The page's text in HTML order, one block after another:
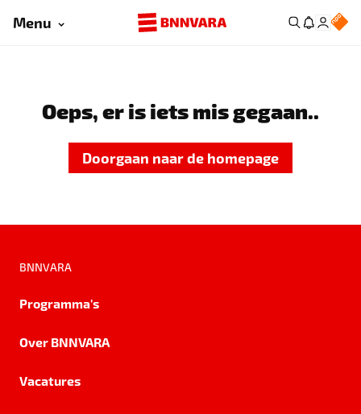
Menu
Oeps, er is iets mis gegaan..
Doorgaan naar de homepage
BNNVARA
Programma's
Over BNNVARA
Vacatures